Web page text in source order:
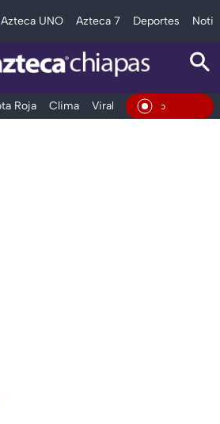
Azteca UNO Azteca 7 Deportes
Roja Clima Viral y Tendencia En